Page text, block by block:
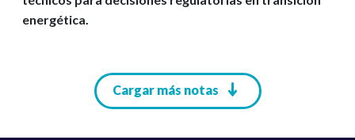
energética.
Cargar más notas